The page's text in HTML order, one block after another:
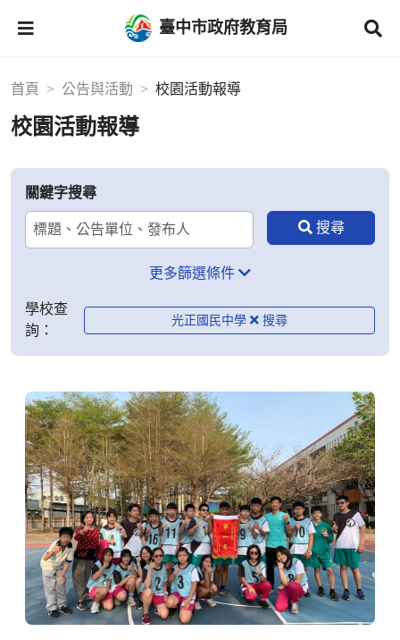
臺中市政府教育局
首頁 公告與活動 校園活動報導
校園活動報導
關鍵字搜尋
更多篩選條件
學校查
詢：
光正國民中學